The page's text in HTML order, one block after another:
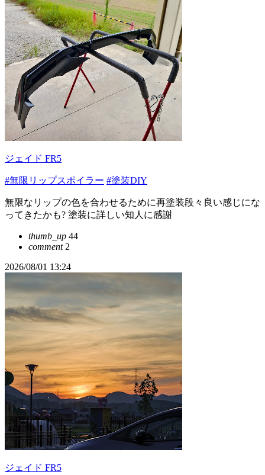
ジェイド FR5
#無限リップスポイラー #塗装DIY
無限なリップの色を合わせるために再塗装段々良い感じにな
ってきたかも? 塗装に詳しい知人に感謝
thumb_up 44
comment2
2026/08/01 13:24
ジェイド FR5